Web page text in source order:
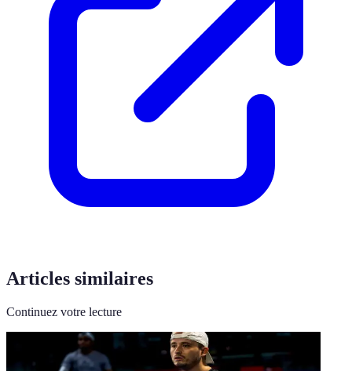
Articles similaires
Continuez votre lecture